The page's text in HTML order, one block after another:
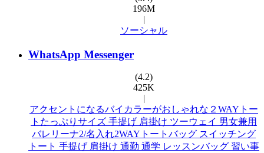
196M
|
ソーシャル
WhatsApp Messenger
(4.2)
425K
|
アクセントになるバイカラーがおしゃれな２WAYトー
トたっぷりサイズ 手提げ 肩掛け ツーウェイ 男女兼用
バレリーナ2/名入れ2WAYトートバッグ スイッチング
トート 手提げ 肩掛け 通勤 通学 レッスンバッグ 習い事